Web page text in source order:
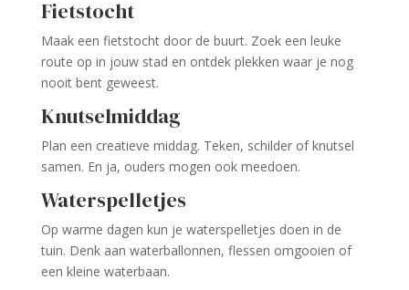
Fietstocht
Maak een fietstocht door de buurt. Zoek een leuke
route op in jouw stad en ontdek plekken waar je nog
nooit bent geweest.
Knutselmiddag
Plan een creatieve middag. Teken, schilder of knutsel
samen. En ja, ouders mogen ook meedoen.
Waterspelletjes
Op warme dagen kun je waterspelletjes doen in de
tuin. Denk aan waterballonnen, flessen omgooien of
een kleine waterbaan.